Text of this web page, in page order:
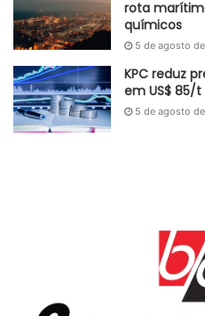
Em junho, a estatal se
dizendo apenas que está
Fonte Seu Dinheiro
Etiquetas Aquisição majoritária
rota
químicos
5 de agosto
KPC reduz
em US$ 85/t
5 de agosto